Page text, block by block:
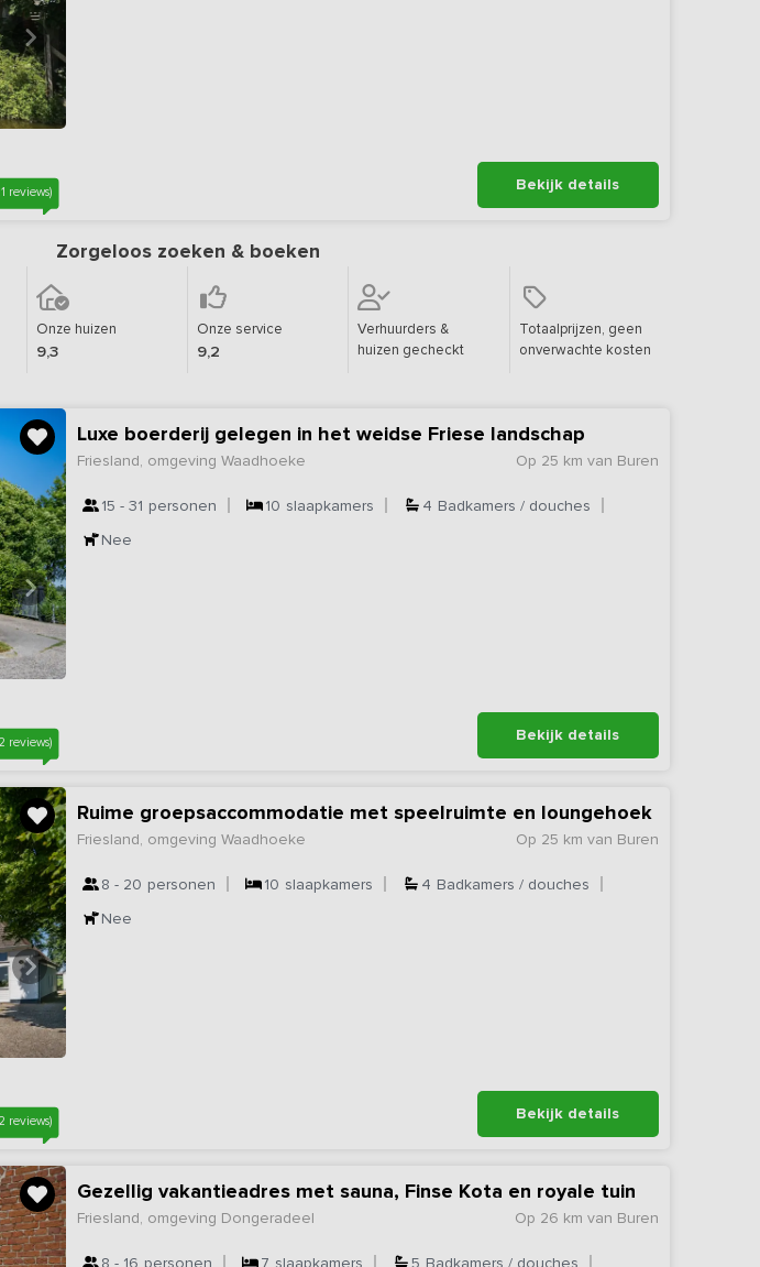
reviews) Bekijk details
Zorgeloos zoeken & boeken
Onze huizen
9,3
Onze service
9,2
Verhuurders &
huizen gecheckt
Totaalprijzen, geen
onverwachte kosten
reviews)
Luxe boerderij gelegen in het weidse Friese landschap
Op 25 km van Buren
Friesland, omgeving Waadhoeke
15 - 31 personen 10 slaapkamers 4 Badkamers / douches
Nee
Bekijk details
reviews)
Ruime groepsaccommodatie met speelruimte en loungehoek
Op 25 km van Buren
Friesland, omgeving Waadhoeke
8 - 20 personen 10 slaapkamers 4 Badkamers / douches
Nee
Bekijk details
Gezellig vakantieadres met sauna, Finse Kota en royale tuin
Op 26 km van Buren
Friesland, omgeving Dongeradeel
8 - 16 personen 7 slaapkamers 5 Badkamers / douches